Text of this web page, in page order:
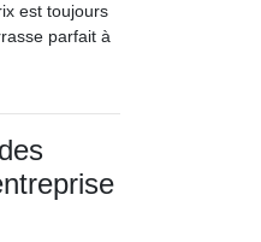
est toujours
parfait à